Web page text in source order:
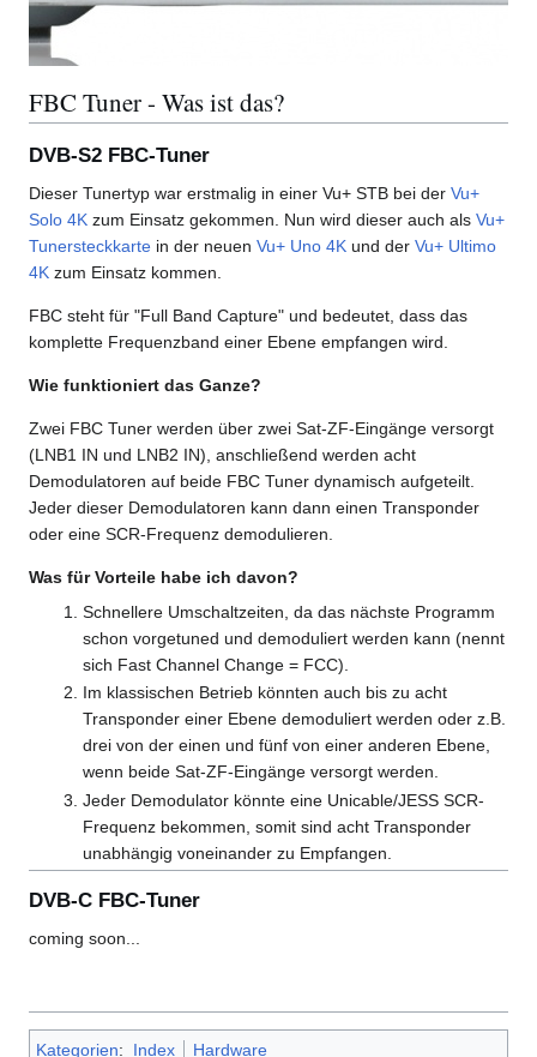
FBC Tuner - Was ist das?
DVB-S2 FBC-Tuner
Dieser Tunertyp war erstmalig in einer Vu+ STB bei der Vu+
Solo 4K zum Einsatz gekommen. Nun wird dieser auch als Vu+
Tunersteckkarte in der neuen Vu+ Uno 4K und der Vu+ Ultimo
4K zum Einsatz kommen.
FBC steht für "Full Band Capture" und bedeutet, dass das
komplette Frequenzband einer Ebene empfangen wird.
Wie funktioniert das Ganze?
Zwei FBC Tuner werden über zwei Sat-ZF-Eingänge versorgt
(LNB1 IN und LNB2 IN), anschließend werden acht
Demodulatoren auf beide FBC Tuner dynamisch aufgeteilt.
Jeder dieser Demodulatoren kann dann einen Transponder
oder eine SCR-Frequenz demodulieren.
Was für Vorteile habe ich davon?
Schnellere Umschaltzeiten, da das nächste Programm
schon vorgetuned und demoduliert werden kann (nennt
sich Fast Channel Change = FCC).
Im klassischen Betrieb könnten auch bis zu acht
Transponder einer Ebene demoduliert werden oder z.B.
drei von der einen und fünf von einer anderen Ebene,
wenn beide Sat-ZF-Eingänge versorgt werden.
Jeder Demodulator könnte eine Unicable/JESS SCR-
Frequenz bekommen, somit sind acht Transponder
unabhängig voneinander zu Empfangen.
DVB-C FBC-Tuner
coming soon...
Kategorien: Index Hardware